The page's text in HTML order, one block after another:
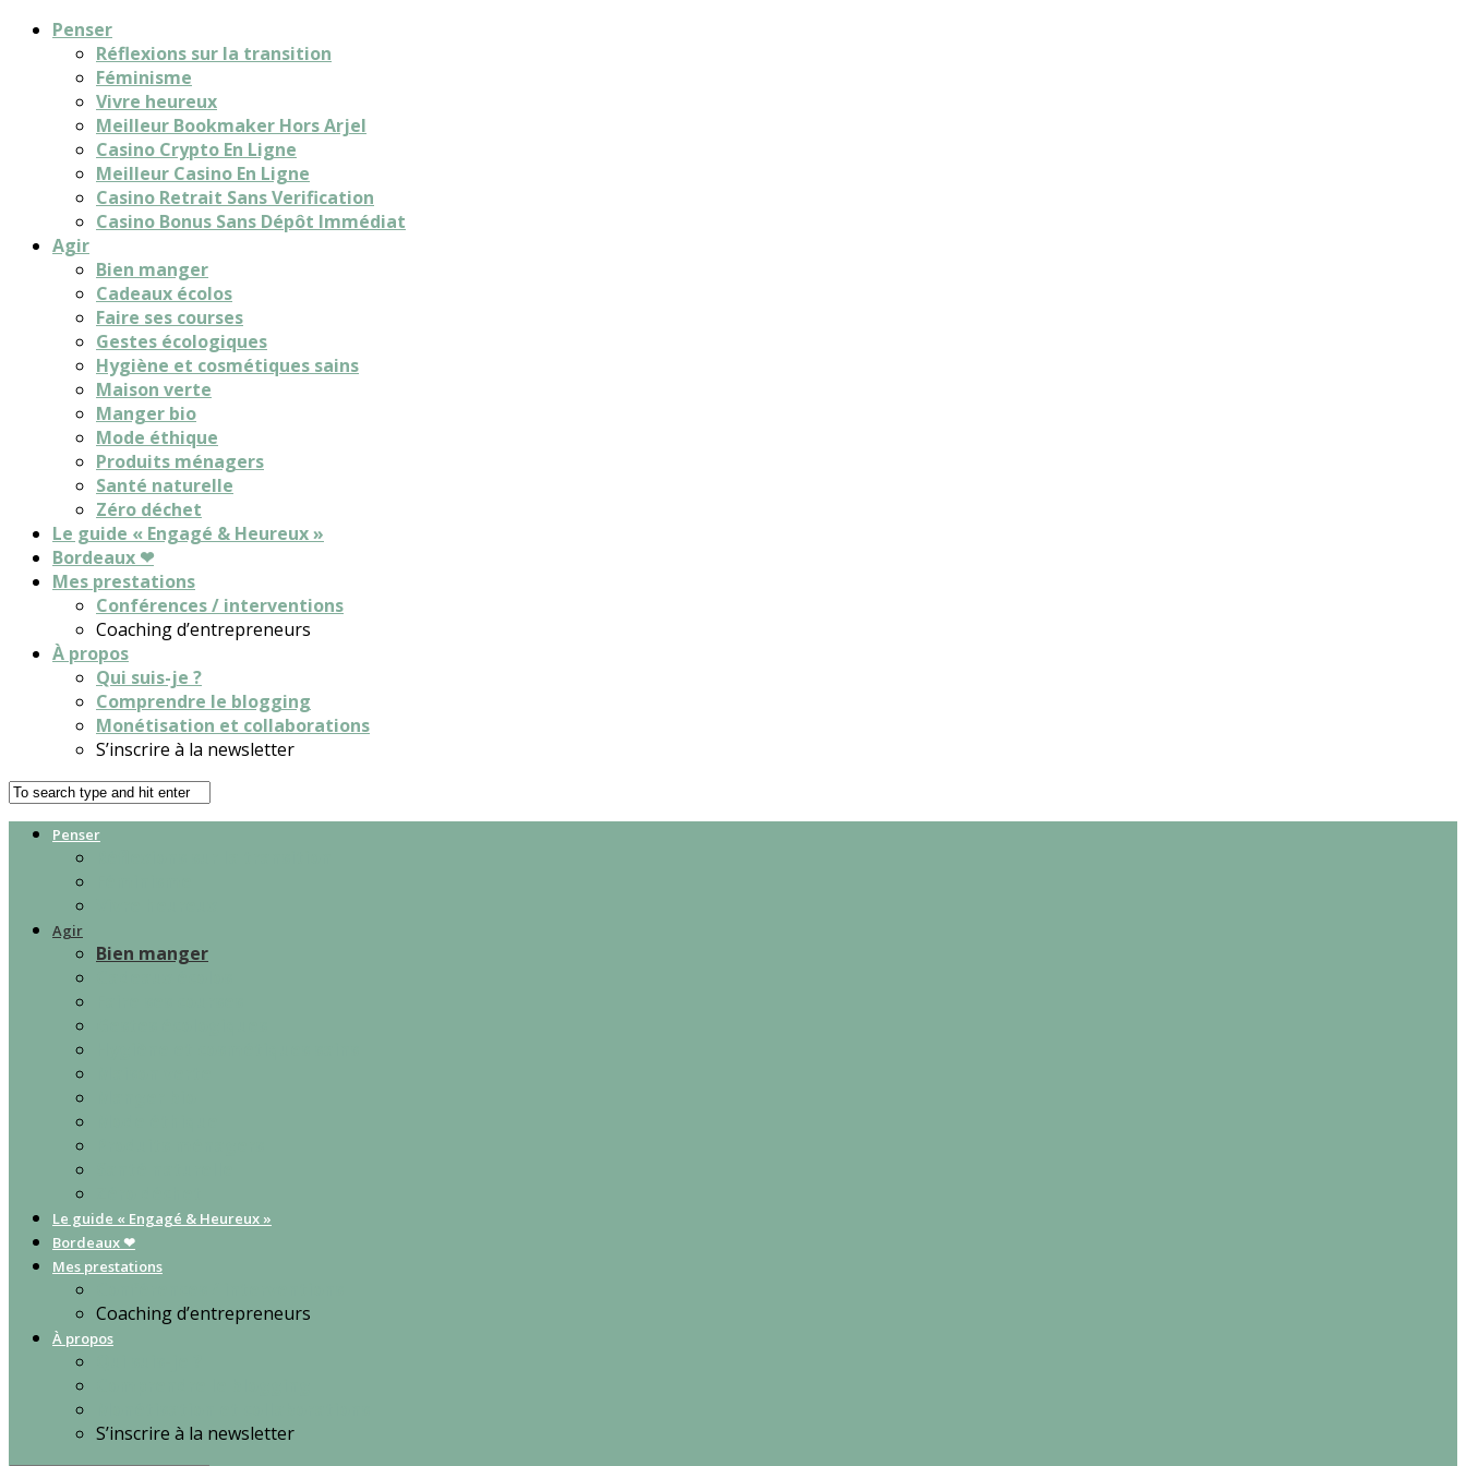
Penser
Réflexions sur la transition
Féminisme
Vivre heureux
Meilleur Bookmaker Hors Arjel
Casino Crypto En Ligne
Meilleur Casino En Ligne
Casino Retrait Sans Verification
Casino Bonus Sans Dépôt Immédiat
Agir
Bien manger
Cadeaux écolos
Faire ses courses
Gestes écologiques
Hygiène et cosmétiques sains
Maison verte
Manger bio
Mode éthique
Produits ménagers
Santé naturelle
Zéro déchet
Le guide « Engagé & Heureux »
Bordeaux ❤
Mes prestations
Conférences / interventions
Coaching d’entrepreneurs
À propos
Qui suis-je ?
Comprendre le blogging
Monétisation et collaborations
S’inscrire à la newsletter
Penser
Agir
Bien manger
Le guide « Engagé & Heureux »
Bordeaux ❤
Mes prestations
Coaching d’entrepreneurs
À propos
S’inscrire à la newsletter